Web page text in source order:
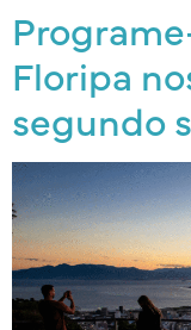
Floripa
segundo